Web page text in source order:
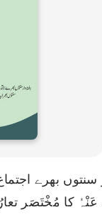
عَنْہُ کا مُخْتَصَر